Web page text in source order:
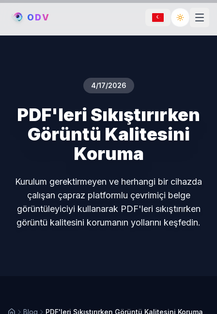
ODV Toggle
4/17/2026
PDF'leri Sıkıştırırken
Görüntü Kalitesini
Koruma
Kurulum gerektirmeyen ve herhangi bir cihazda
çalışan çapraz platformlu çevrimiçi belge
görüntüleyiciyi kullanarak PDF'leri sıkıştırırken
görüntü kalitesini korumanın yollarını keşfedin.
Blog PDF'leri Sıkıştırırken Görüntü Kalitesini Koruma